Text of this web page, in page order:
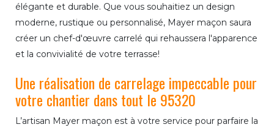
élégante et durable. Que vous souhaitiez un design
moderne, rustique ou personnalisé, Mayer maçon saura
créer un chef-d'œuvre carrelé qui rehaussera l'apparence
et la convivialité de votre terrasse!
Une réalisation de carrelage impeccable pour
votre chantier dans tout le 95320
L’artisan Mayer maçon est à votre service pour parfaire la